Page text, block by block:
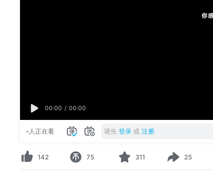
00:00 / 00:00
-人正在看 请先 登录 或 注册
142 75 311 25